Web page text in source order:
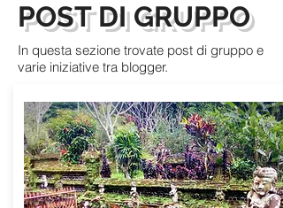
POST DI GRUPPO
In questa sezione trovate post di gruppo e
varie iniziative tra blogger.